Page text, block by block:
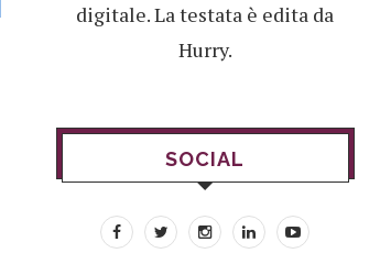
digitale. La testata è edita da
Hurry.
SOCIAL